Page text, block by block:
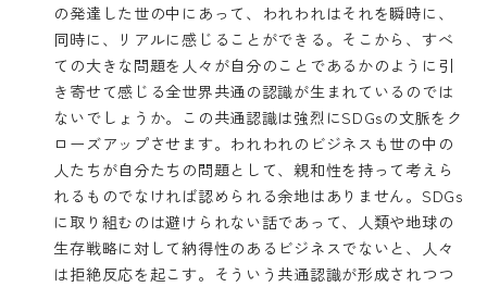
の発達した世の中にあって、われわれはそれを瞬時に、
同時に、リアルに感じることができる。そこから、すべ
ての大きな問題を人々が自分のことであるかのように引
き寄せて感じる全世界共通の認識が生まれているのでは
ないでしょうか。この共通認識は強烈にSDGsの文脈をク
ローズアップさせます。われわれのビジネスも世の中の
人たちが自分たちの問題として、親和性を持って考えら
れるものでなければ認められる余地はありません。SDGs
に取り組むのは避けられない話であって、人類や地球の
生存戦略に対して納得性のあるビジネスでないと、人々
は拒絶反応を起こす。そういう共通認識が形成されつつ